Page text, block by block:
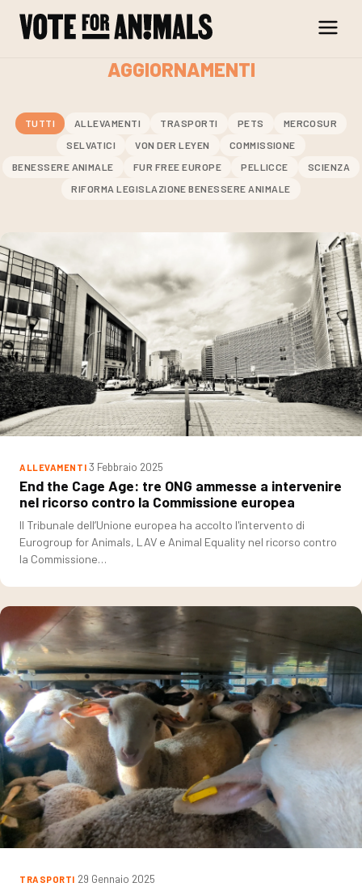
AGGIORNAMENTI
TUTTI ALLEVAMENTI TRASPORTI PETS
MERCOSUR
SELVATICI
VON DER LEYEN
COMMISSIONE
BENESSERE ANIMALE
FUR FREE EUROPE PELLICCE
SCIENZA
RIFORMA LEGISLAZIONE BENESSERE ANIMALE
ALLEVAMENTI 3 Febbraio 2025
End the Cage Age: tre ONG ammesse a intervenire
nel ricorso contro la Commissione europea
Il Tribunale dell’Unione europea ha accolto l'intervento di
Eurogroup for Animals, LAV e Animal Equality nel ricorso contro
la Commissione…
TRASPORTI 29 Gennaio 2025